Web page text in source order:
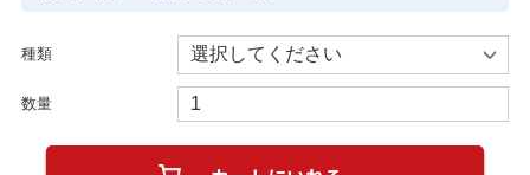
種類
数量